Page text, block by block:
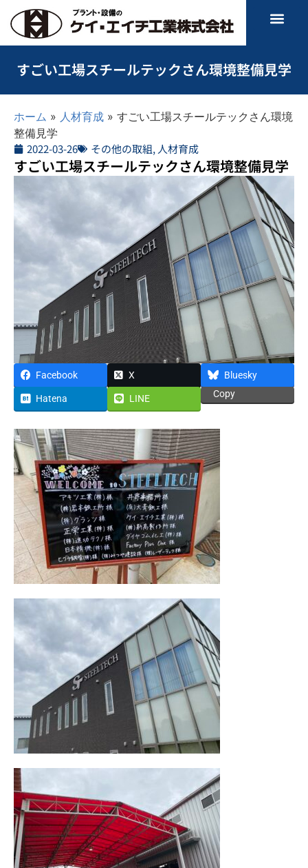
すごい工場スチールテックさん環境整備見学
ホーム » 人材育成 » すごい工場スチールテックさん環境
整備見学
2022-03-26 その他の取組, 人材育成
すごい工場スチールテックさん環境整備見学
Facebook X
Bluesky
Hatena
LINE Copy